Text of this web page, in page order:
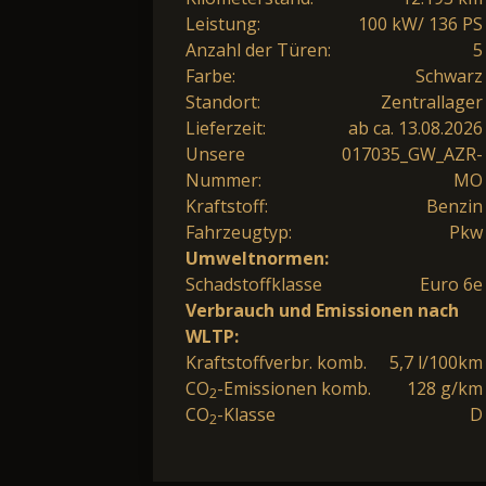
Leistung:
100 kW/ 136 PS
Anzahl der Türen:
5
Farbe:
Schwarz
Standort:
Zentrallager
Lieferzeit:
ab ca. 13.08.2026
Unsere
Nummer:
017035_GW_AZR-
MO
Kraftstoff:
Benzin
Fahrzeugtyp:
Pkw
Umweltnormen:
Schadstoffklasse
Euro 6e
Verbrauch und Emissionen nach
WLTP:
Kraftstoffverbr. komb.
5,7 l/100km
CO2-Emissionen komb.
128 g/km
CO2-Klasse D